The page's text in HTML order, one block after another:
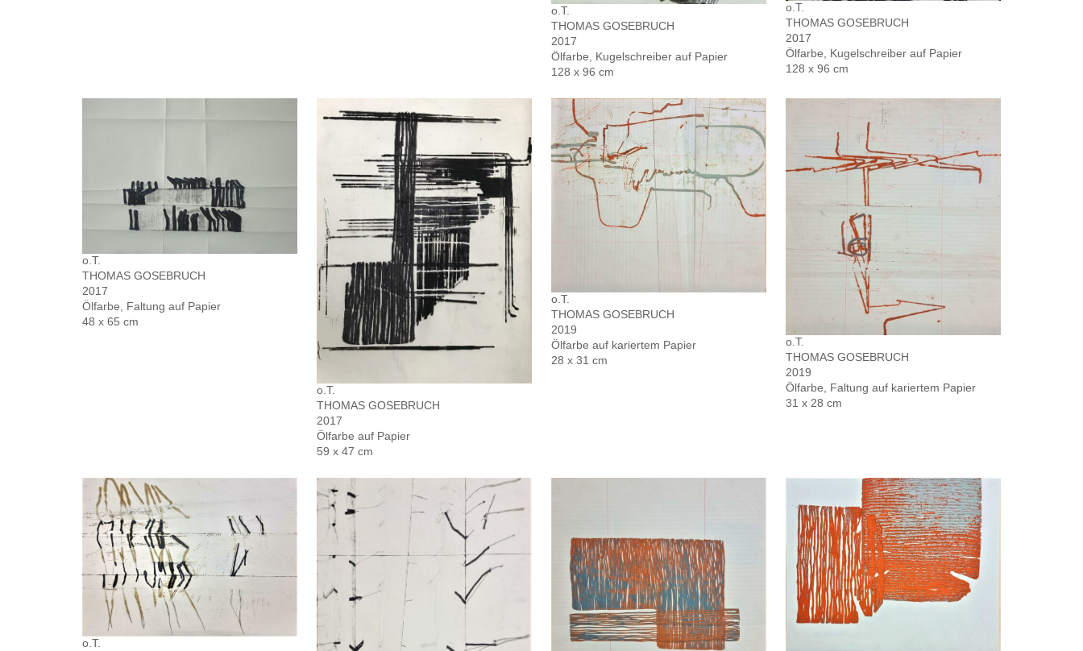
o.T.
THOMAS GOSEBRUCH
2017
Ölfarbe, Kugelschreiber auf Papier
128 x 96 cm
o.T.
THOMAS GOSEBRUCH
2017
Ölfarbe, Kugelschreiber auf Papier
128 x 96 cm
o.T.
THOMAS GOSEBRUCH
2017
Ölfarbe, Faltung auf Papier
48 x 65 cm
o.T.
THOMAS GOSEBRUCH
2017
Ölfarbe auf Papier
59 x 47 cm
o.T.
THOMAS GOSEBRUCH
2019
Ölfarbe auf kariertem Papier
28 x 31 cm
o.T.
THOMAS GOSEBRUCH
2019
Ölfarbe, Faltung auf kariertem Papier
31 x 28 cm
o.T.